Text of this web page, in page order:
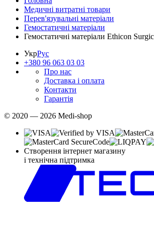
Медичні витратні товари
Перев'язувальні матеріали
Гемостатичні матеріали
Гемостатичні матеріали Ethicon
УкрРус
+380 96 063 03 03
Про нас
Доставка і оплата
Контакти
Гарантія
© 2020 — 2026 Medi-shop
Створення інтернет магазину
і технічна підтримка